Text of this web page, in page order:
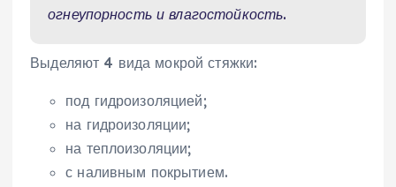
огнеупорность и влагостойкость.
Выделяют 4 вида мокрой стяжки:
под гидроизоляцией;
на гидроизоляции;
на теплоизоляции;
с наливным покрытием.